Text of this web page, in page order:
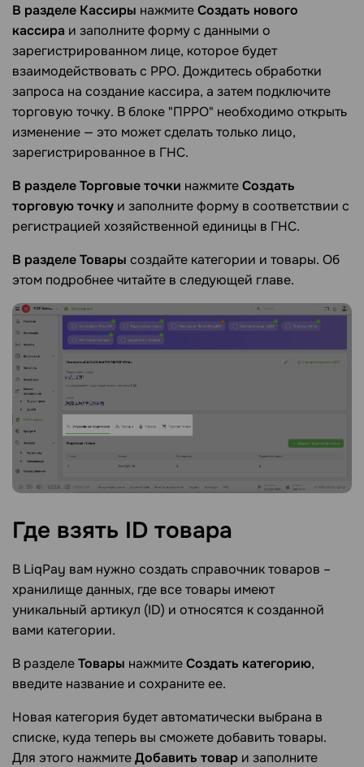
В разделе Кассиры нажмитеСоздать нового
кассира и заполните форму с данными о
зарегистрированном лице, которое будет
взаимодействовать с РРО. Дождитесь обработки
запроса на создание кассира, а затем подключите
торговую точку. В блоке "ПРРО" необходимо открыть
изменение — это может сделать только лицо,
зарегистрированное в ГНС.
В разделеТорговые точки нажмитеСоздать
торговую точку и заполните форму в соответствии с
регистрацией хозяйственной единицы в ГНС.
В разделеТовары создайте категории и товары. Об
этом подробнее читайте в следующей главе.
Где взять ID товара
В LiqРay вам нужно создать справочник товаров –
хранилище данных, где все товары имеют
уникальный артикул (ID) и относятся к созданной
вами категории.
В разделеТовары нажмитеСоздать категорию,
введите название и сохраните ее.
Новая категория будет автоматически выбрана в
списке, куда теперь вы сможете добавить товары.
Для этого нажмитеДобавить товар и заполните